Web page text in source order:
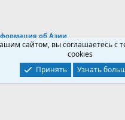
об Азии
Условия и правила
Политика
Главная
R
сайтом, вы соглашаетесь с
cookies
Принять
Узнать